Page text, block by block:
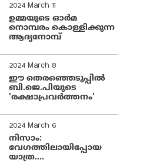
2024 March 11
ഉമ്മയുടെ ഓർമ
നൊമ്പരം കൊള്ളിക്കുന്ന
ആദ്യനോമ്പ്
2024 March 8
ഈ തെരഞ്ഞെടുപ്പില്‍
ബി.ജെ.പിയുടെ
'രക്ഷാപ്രവര്‍ത്തനം'
2024 March 6
നിസാം:
വേഗത്തിലായിപ്പോയ
യാത്ര....